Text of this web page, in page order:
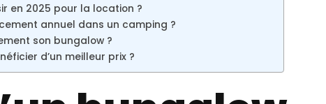
en 2025 pour la location ?
annuel dans un camping ?
son bungalow ?
d’un meilleur prix ?